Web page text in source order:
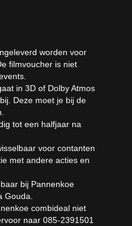
worden voor
filmvoucher is niet
in 3D of Dolby Atmos
Deze moet je bij de
tot een halfjaar na
voor contanten
met andere acties en
bij Pannenkoe
Gouda.
combideal niet
naar 085-2391501